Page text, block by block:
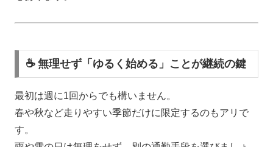
☕ 無理せず「ゆるく始める」ことが継続の鍵
最初は週に1回からでも構いません。
春や秋など走りやすい季節だけに限定するのもアリで
す。